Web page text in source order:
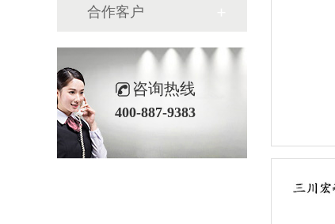
合作客户
咨询热线
400-887-9383